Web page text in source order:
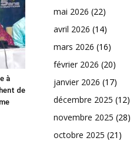
à
de
mai 2026 (22)
avril 2026 (14)
mars 2026 (16)
février 2026 (20)
janvier 2026 (17)
décembre 2025 (12)
novembre 2025 (28)
octobre 2025 (21)